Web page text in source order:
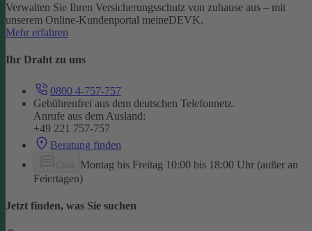
Verwalten Sie Ihren Versicherungsschutz von zuhause aus – mit
unserem Online-Kundenportal meineDEVK.
Mehr erfahren
Ihr Draht zu uns
0800 4-757-757
Gebührenfrei aus dem deutschen Telefonnetz.
Anrufe aus dem Ausland:
+49 221 757-757
Beratung finden
Montag bis Freitag 10:00 bis 18:00 Uhr (außer an
Feiertagen)
Jetzt finden, was Sie suchen